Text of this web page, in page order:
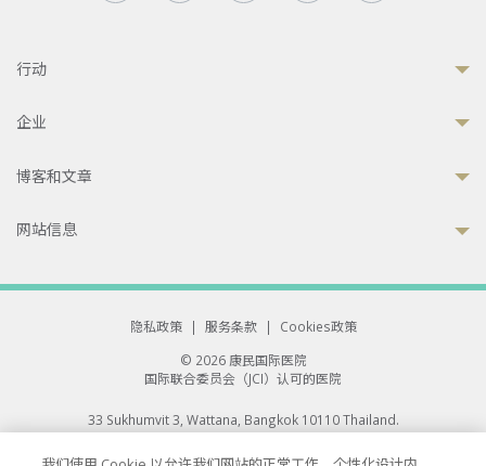
行动
企业
博客和文章
网站信息
隐私政策 | 服务条款 |
Cookies政策
© 2026 康民国际医院
国际联合委员会（JCI）认可的医院
33 Sukhumvit 3, Wattana, Bangkok 10110 Thailand.
All rights reserved.